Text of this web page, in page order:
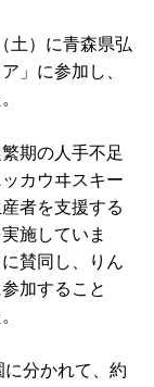
土）に青森県弘
」に参加し、
期の人手不足
カウヰスキー
者を支援する
施していま
賛同し、りん
加すること
分かれて、約